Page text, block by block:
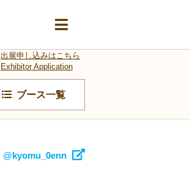
ブース一覧
出展申し込みはこちら
Exhibitor Application
@kyomu_0enn